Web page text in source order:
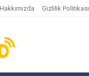
Hakkımızda Gizlilik Politikası